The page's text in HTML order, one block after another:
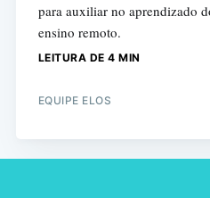
para auxiliar no aprendizado
ensino remoto.
LEITURA DE 4 MIN
EQUIPE ELOS